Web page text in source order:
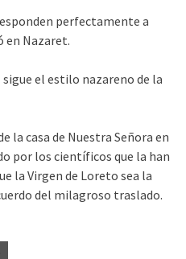
perfectamente a
en Nazaret.
sigue el estilo nazareno de la
la casa de Nuestra Señora en
por los científicos que la han
la Virgen de Loreto sea la
del milagroso traslado.